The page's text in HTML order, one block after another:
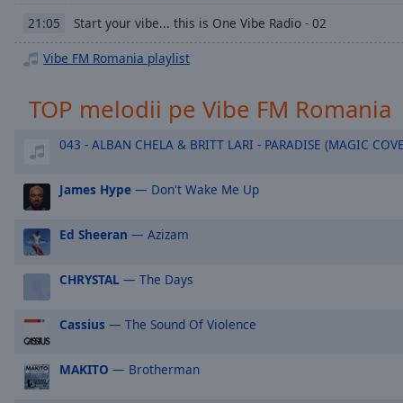
descriptions
selected
Subtitles
subtitles
settings,
subtitles
settings
dialog
subtitles
off
selected
Audio
Track
21:05 Start your vibe... this is One Vibe Radio - 02
Vibe FM Romania playlist
TOP melodii pe Vibe FM Romania
043 - ALBAN CHELA & BRITT LARI - PARADISE (MAGIC
James Hype — Don't Wake Me Up
Ed Sheeran — Azizam
CHRYSTAL — The Days
Cassius — The Sound Of Violence
MAKITO — Brotherman